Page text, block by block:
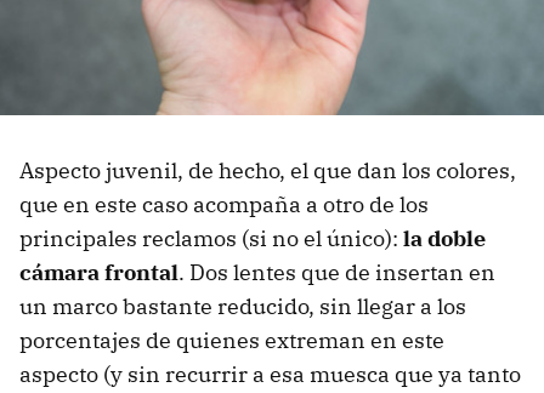
Aspecto juvenil, de hecho, el que dan los colores,
que en este caso acompaña a otro de los
principales reclamos (si no el único): la doble
cámara frontal. Dos lentes que de insertan en
un marco bastante reducido, sin llegar a los
porcentajes de quienes extreman en este
aspecto (y sin recurrir a esa muesca que ya tanto